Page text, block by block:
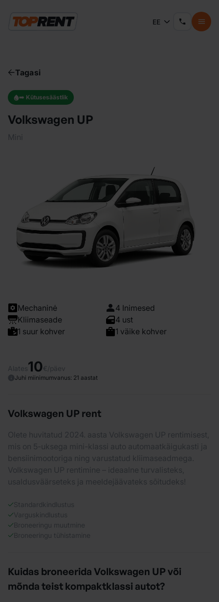
EE
Tagasi
➡️ Kütusesäästlik
Volkswagen UP
Mini
Mechaninė
4 Inimesed
Kliimaseade
4 ust
1 suur kohver
1 väike kohver
Alates10€/päev
Juhi miinimumvanus: 21 aastat
Volkswagen UP rent
Olete huvitatud 2024. aasta Volkswagen UP rentimisest,
mis on 5-uksega mini-klassi auto automaatkäigukasti ja
bensiinimootoriga ning varustatud kliimaseadmega.
Volkswagen UP rentimine – ideaalne turvalisteks,
usaldusväärseteks ja meeldejäävateks sõitudeks!
Standardkindlustus
Varguskindlustus
Broneeringu muutmine
Broneeringu tühistamine
Kuidas broneerida Volkswagen UP või
mõnda teist kompaktklassi autot?